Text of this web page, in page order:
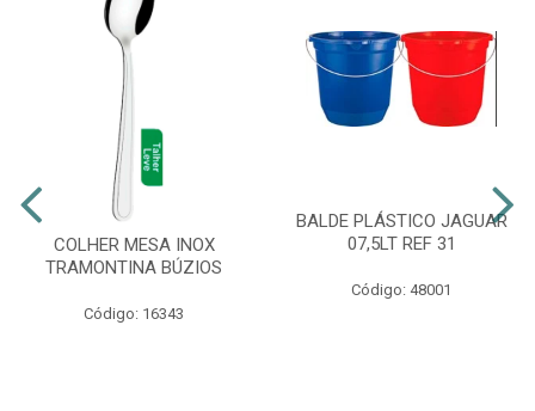
COLHER MESA INOX
TRAMONTINA BÚZIOS
Código: 16343
BALDE PLÁSTICO JAGUAR
07,5LT REF 31
Código: 48001